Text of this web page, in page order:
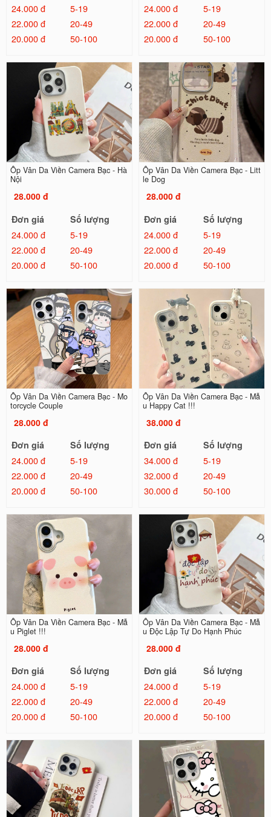
24.000 đ
5-19
22.000 đ
20-49
20.000 đ
50-100
24.000 đ
5-19
22.000 đ
20-49
20.000 đ
50-100
Ốp Vân Da Viền Camera Bạc - Hà
Nội
28.000 đ
Đơn giá
Số lượng
24.000 đ
5-19
22.000 đ
20-49
20.000 đ
50-100
Ốp Vân Da Viền Camera Bạc - Litt
le Dog
28.000 đ
Đơn giá
Số lượng
24.000 đ
5-19
22.000 đ
20-49
20.000 đ
50-100
Ốp Vân Da Viền Camera Bạc - Mo
torcycle Couple
28.000 đ
Đơn giá
Số lượng
24.000 đ
5-19
22.000 đ
20-49
20.000 đ
50-100
Ốp Vân Da Viền Camera Bạc - Mẫ
u Happy Cat !!!
38.000 đ
Đơn giá
Số lượng
34.000 đ
5-19
32.000 đ
20-49
30.000 đ
50-100
Ốp Vân Da Viền Camera Bạc - Mẫ
u Piglet !!!
28.000 đ
Đơn giá
Số lượng
24.000 đ
5-19
22.000 đ
20-49
20.000 đ
50-100
Ốp Vân Da Viền Camera Bạc - Mẫ
u Độc Lập Tự Do Hạnh Phúc
28.000 đ
Đơn giá
Số lượng
24.000 đ
5-19
22.000 đ
20-49
20.000 đ
50-100